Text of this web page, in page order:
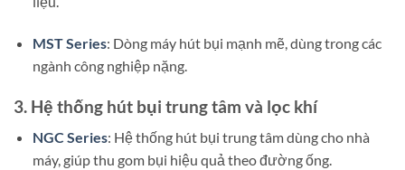
MST Series: Dòng máy hút bụi mạnh mẽ, dùng trong các
ngành công nghiệp nặng.
3. Hệ thống hút bụi trung tâm và lọc khí
NGC Series: Hệ thống hút bụi trung tâm dùng cho nhà
máy, giúp thu gom bụi hiệu quả theo đường ống.